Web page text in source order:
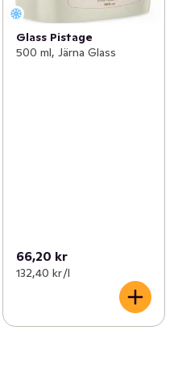
Glass Pistage
500 ml, Järna Glass
66,20 kr
132,40 kr /l